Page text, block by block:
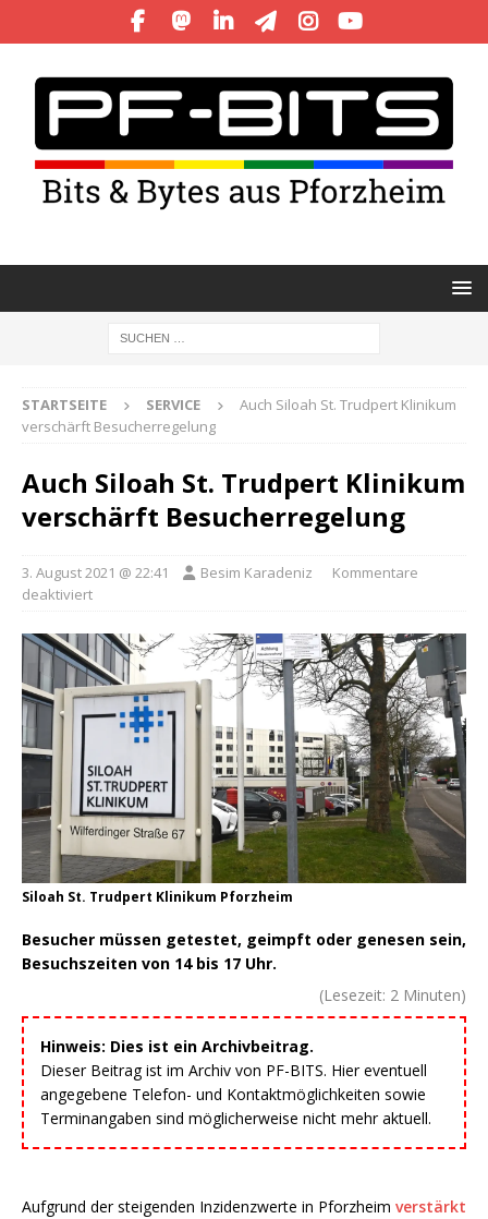
STARTSEITE SERVICE
Auch Siloah St. Trudpert Klinikum
verschärft Besucherregelung
Auch Siloah St. Trudpert Klinikum
verschärft Besucherregelung
3. August 2021 @ 22:41 Besim Karadeniz
Kommentare
deaktiviert
Siloah St. Trudpert Klinikum Pforzheim
Besucher müssen getestet, geimpft oder genesen sein,
Besuchszeiten von 14 bis 17 Uhr.
(Lesezeit: 2 Minuten)
Hinweis: Dies ist ein Archivbeitrag.
Dieser Beitrag ist im Archiv von PF-BITS. Hier eventuell
angegebene Telefon- und Kontaktmöglichkeiten sowie
Terminangaben sind möglicherweise nicht mehr aktuell.
Aufgrund der steigenden Inzidenzwerte in Pforzheim verstärkt